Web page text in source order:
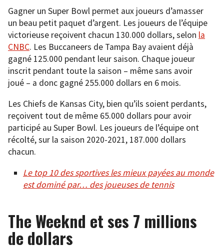
Gagner un Super Bowl permet aux joueurs d’amasser
un beau petit paquet d’argent. Les joueurs de l’équipe
victorieuse reçoivent chacun 130.000 dollars, selon la
CNBC. Les Buccaneers de Tampa Bay avaient déjà
gagné 125.000 pendant leur saison. Chaque joueur
inscrit pendant toute la saison – même sans avoir
joué – a donc gagné 255.000 dollars en 6 mois.
Les Chiefs de Kansas City, bien qu’ils soient perdants,
reçoivent tout de même 65.000 dollars pour avoir
participé au Super Bowl. Les joueurs de l’équipe ont
récolté, sur la saison 2020-2021, 187.000 dollars
chacun.
Le top 10 des sportives les mieux payées au monde
est dominé par… des joueuses de tennis
The Weeknd et ses 7 millions
de dollars